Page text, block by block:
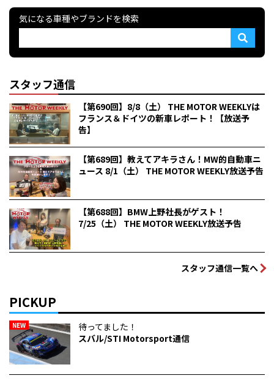
気になる車種やブランドを検索
スタッフ通信
【第690回】8/8（土） THE MOTOR WEEKLYは
フランス＆ドイツの新車レポート！【放送予
告】
【第689回】教えてアキラさん！MW的自動車ニ
ュース 8/1（土） THE MOTOR WEEKLY放送予告
【第688回】BMW上野社長がゲスト！
7/25（土） THE MOTOR WEEKLY放送予告
スタッフ通信一覧へ
PICKUP
NEW
待ってました！
スバル/STI Motorsport通信